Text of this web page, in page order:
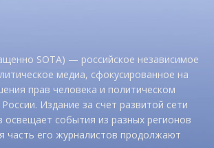
SOTA) — российское независимое
медиа, сфокусированное на
прав человека и политическом
Издание за счет развитой сети
освещает события из разных регионов
часть его журналистов продолжают